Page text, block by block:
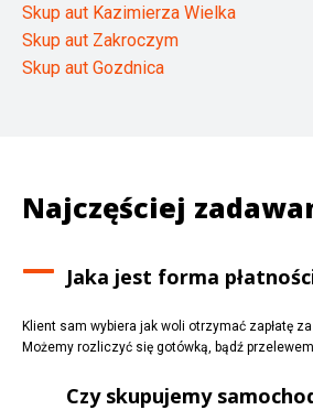
Skup aut Kazimierza Wielka
Skup aut Zakroczym
Skup aut Gozdnica
Najczęściej
Jaka jest forma
Klient sam wybiera jak woli otrzymać zapłatę
Możemy rozliczyć się gotówką, bądź
Czy skupujemy